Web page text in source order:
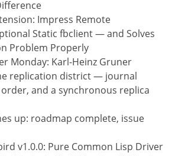
Impress Remote
Static fbclient — and Solves
Problem Properly
Monday: Karl-Heinz Gruner
replication district — journal
and a synchronous replica
up: roadmap complete, issue
v1.0.0: Pure Common Lisp Driver